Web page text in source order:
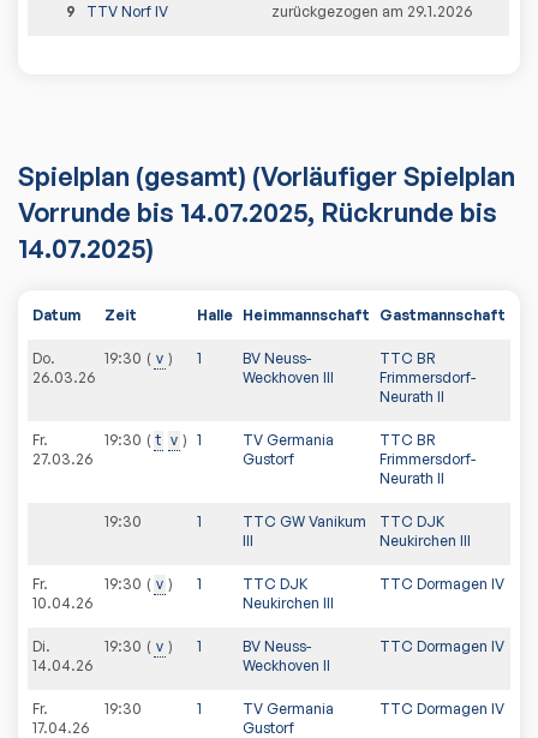
9 TTV Norf IV zurückgezogen am 29.1.2026
Spielplan (gesamt) (Vorläufiger Spielplan
Vorrunde bis 14.07.2025, Rückrunde bis
14.07.2025)
Datum Zeit Halle Heimmannschaft Gastmannschaft
Do.
26.03.26
19:30 v 1
BV Neuss-
Weckhoven III
TTC BR
Frimmersdorf-
Neurath II
Fr.
27.03.26
19:30 t v 1
TV Germania
Gustorf
TTC BR
Frimmersdorf-
Neurath II
19:30 1
TTC GW Vanikum
III
TTC DJK
Neukirchen III
Fr.
10.04.26
19:30 v 1
TTC DJK
Neukirchen III
TTC Dormagen IV
Di.
14.04.26
19:30 v 1
BV Neuss-
Weckhoven II
TTC Dormagen IV
Fr.
17.04.26
19:30 1
TV Germania
Gustorf
TTC Dormagen IV